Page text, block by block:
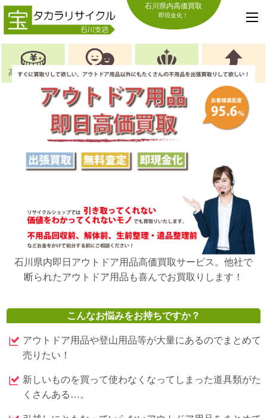
石川県内高価買取
即現金化！
高価買取の理由 お喜びの声 選ばれる理由 キャンペーン
石川県内即日アウトドア用品高価買取サービス。他社で
断られたアウトドア用品も喜んでお買取りします！
こんなお悩みをお持ちですか？
アウトドア用品や登山用品等が大量にあるのでまとめて
売りたい！
新しいものを買って使わなくなってしまった道具類がた
くさんある…。